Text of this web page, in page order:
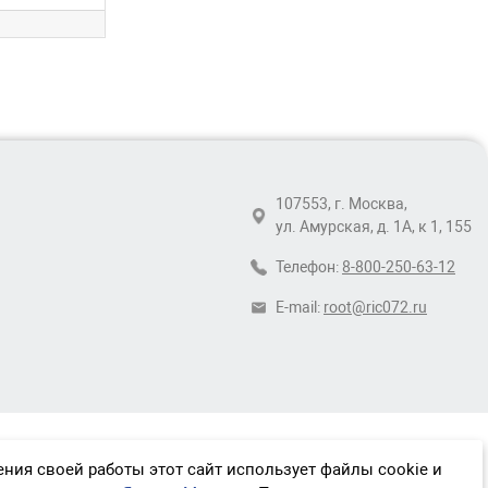
107553, г. Москва,
ул. Амурская, д. 1А, к 1, 155
Телефон: 8-800-250-63-12
E-mail: root@ric072.ru
своей работы этот сайт использует файлы cookie и